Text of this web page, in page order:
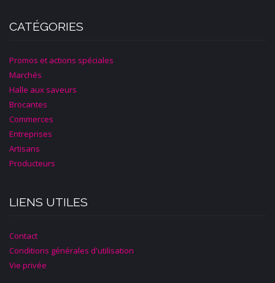
CATÉGORIES
Promos et actions spéciales
Marchés
Halle aux saveurs
Brocantes
Commerces
Entreprises
Artisans
Producteurs
LIENS UTILES
Contact
Conditions générales d'utilisation
Vie privée